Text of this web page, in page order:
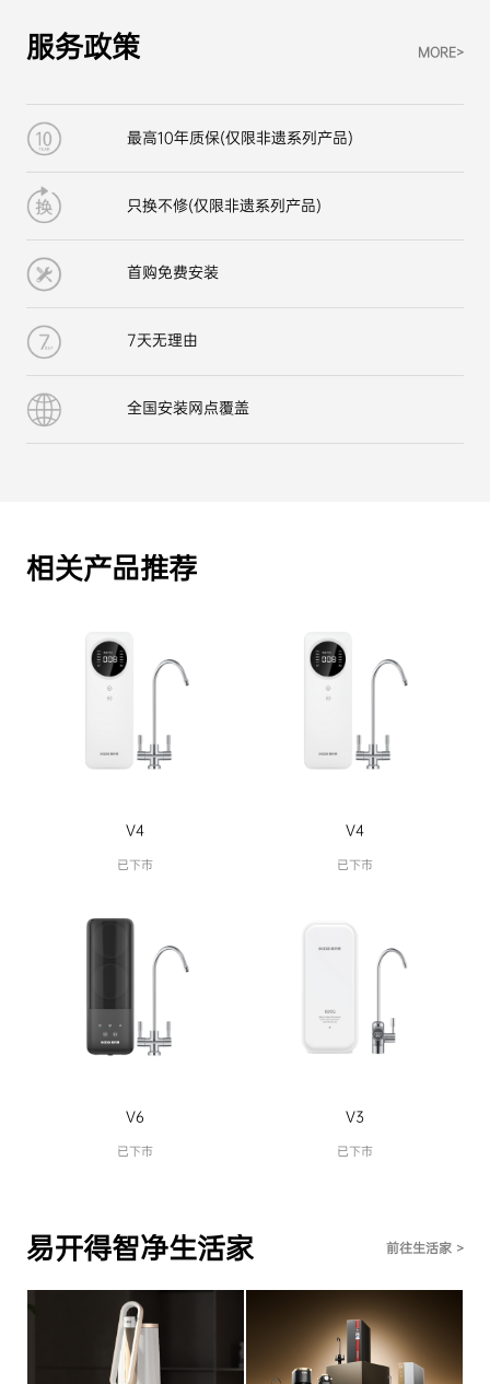
服务政策 MORE>
最高10年质保(仅限非遗系列产品)
只换不修(仅限非遗系列产品)
首购免费安装
7天无理由
全国安装网点覆盖
相关产品推荐
V4
已下市
V4
已下市
V6
已下市
V3
已下市
易开得智净生活家 前往生活家 >